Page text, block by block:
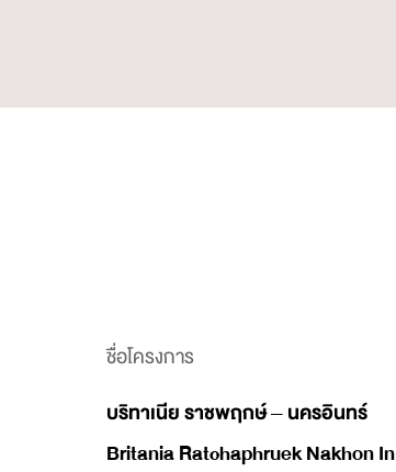
ชื่อโครงการ
บริทาเนีย ราชพฤกษ์ – นครอินทร์
Britania Ratchaphruek Nakhon In